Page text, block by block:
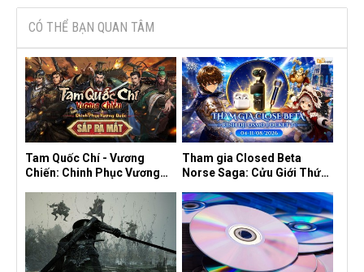
CÓ THỂ BẠN QUAN TÂM
Tam Quốc Chí - Vương
Chiến: Chinh Phục Vương
sáu thị trường Đông Nam Á
Tham gia Closed Beta
Norse Saga: Cửu Giới Thức
3 ngay hôm nay